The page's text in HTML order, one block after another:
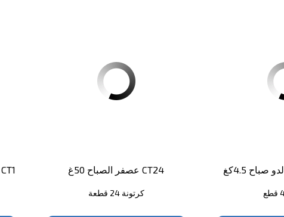
فليفلة حلوة ناعمة صباح 500غم CT1 عصفر الصباح 50غ CT24
كرتونة 24 قطعة